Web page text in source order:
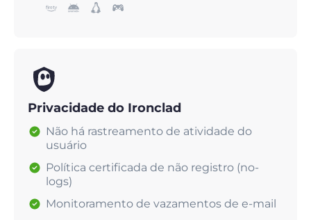
Privacidade do Ironclad
Não há rastreamento de atividade do
usuário
Política certificada de não registro (no-
logs)
Monitoramento de vazamentos de e-mail